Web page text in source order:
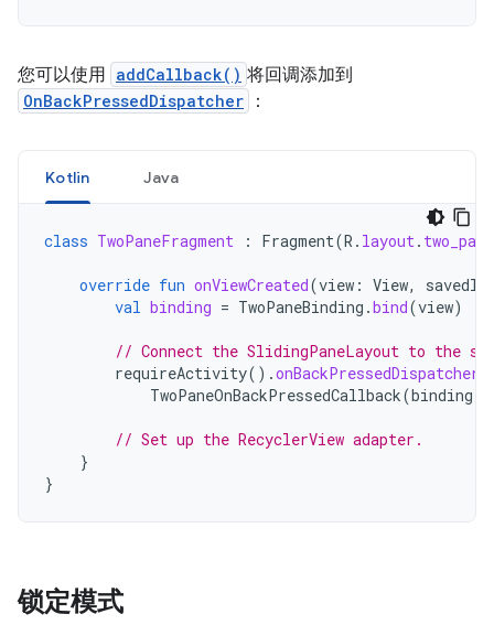
您可以使用 addCallback() 将回调添加到
OnBackPressedDispatcher ：
Kotlin Java
class TwoPaneFragment : Fragment(R . layout. two_pane
override fun onViewCreated(view : View,
val binding = TwoPaneBinding .bind(view)
// Connect the SlidingPaneLayout to the
requireActivity().onBackPressedDispatcher
TwoPaneOnBackPressedCallback(binding
// Set up the RecyclerView adapter.
}
}
锁定模式